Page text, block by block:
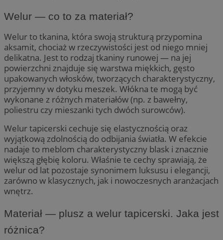
Welur — co to za materiał?
Welur to tkanina, która swoją strukturą przypomina
aksamit, chociaż w rzeczywistości jest od niego mniej
delikatna. Jest to rodzaj tkaniny runowej — na jej
powierzchni znajduje się warstwa miękkich, gęsto
upakowanych włosków, tworzących charakterystyczny,
przyjemny w dotyku meszek. Włókna te mogą być
wykonane z różnych materiałów (np. z bawełny,
poliestru czy mieszanki tych dwóch surowców).
Welur tapicerski cechuje się elastycznością oraz
wyjątkową zdolnością do odbijania światła. W efekcie
nadaje to meblom charakterystyczny blask i znacznie
większą głębię koloru. Właśnie te cechy sprawiają, że
welur od lat pozostaje synonimem luksusu i elegancji,
zarówno w klasycznych, jak i nowoczesnych aranżacjach
wnętrz.
Materiał — plusz a welur tapicerski. Jaka jest
różnica?